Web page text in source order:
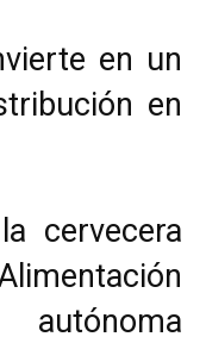
en un
en
cervecera